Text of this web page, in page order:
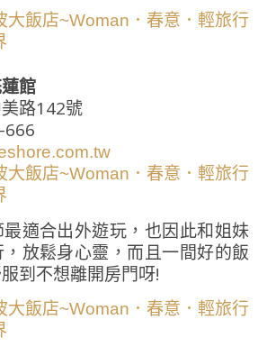
館
路142號
666
適合出外遊玩，也因此和姐妹
放鬆身心靈，而且一間好的飯
到不想離開房門呀!